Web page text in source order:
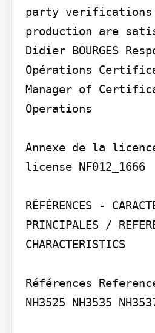
party
production are
Didier BOURGES
Opérations
Manager of
Operations
Annexe de la
license NF012_1666
RÉFÉRENCES -
PRINCIPALES /
CHARACTERISTICS
Références
NH3525 NH3535